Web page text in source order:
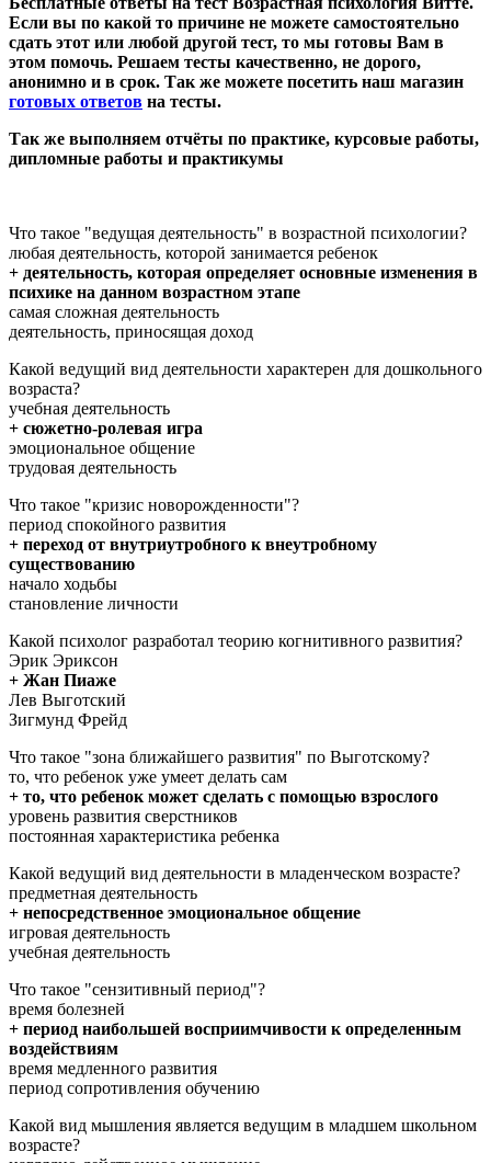
Если вы по какой то причине не можете самостоятельно
сдать этот или любой другой тест, то мы готовы Вам в
этом помочь. Решаем тесты качественно, не дорого,
анонимно и в срок. Так же можете посетить наш магазин
готовых ответов на тесты.
Так же выполняем отчёты по практике, курсовые работы,
дипломные работы и практикумы
Что такое "ведущая деятельность" в возрастной психологии?
любая деятельность, которой занимается ребенок
+ деятельность, которая определяет основные изменения в
психике на данном возрастном этапе
самая сложная деятельность
деятельность, приносящая доход
Какой ведущий вид деятельности характерен для дошкольного
возраста?
учебная деятельность
+ сюжетно-ролевая игра
эмоциональное общение
трудовая деятельность
Что такое "кризис новорожденности"?
период спокойного развития
+ переход от внутриутробного к внеутробному
существованию
начало ходьбы
становление личности
Какой психолог разработал теорию когнитивного развития?
Эрик Эриксон
+ Жан Пиаже
Лев Выготский
Зигмунд Фрейд
Что такое "зона ближайшего развития" по Выготскому?
то, что ребенок уже умеет делать сам
+ то, что ребенок может сделать с помощью взрослого
уровень развития сверстников
постоянная характеристика ребенка
Какой ведущий вид деятельности в младенческом возрасте?
предметная деятельность
+ непосредственное эмоциональное общение
игровая деятельность
учебная деятельность
Что такое "сензитивный период"?
время болезней
+ период наибольшей восприимчивости к определенным
воздействиям
время медленного развития
период сопротивления обучению
Какой вид мышления является ведущим в младшем школьном
возрасте?